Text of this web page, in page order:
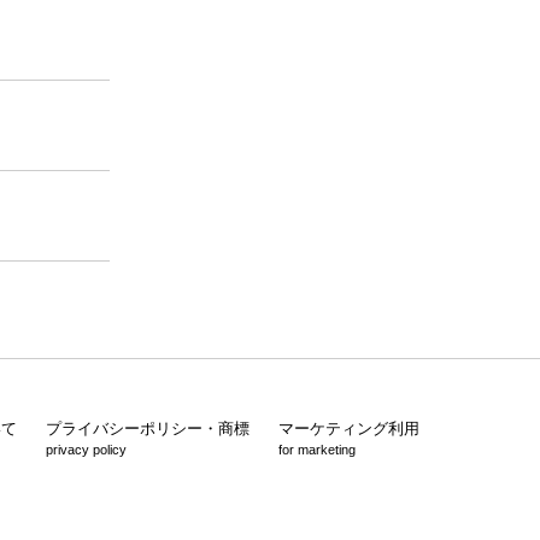
プライバシーポリシー・商標
privacy policy
マーケティング利用
for marketing